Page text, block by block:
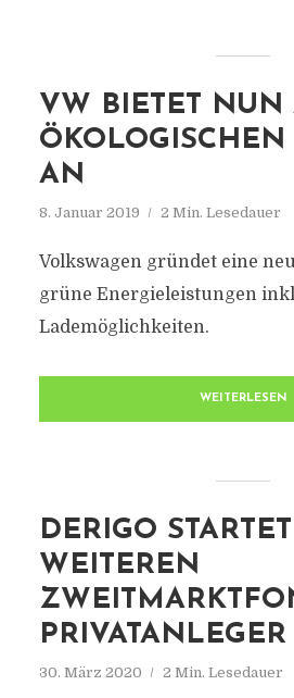
VW BIETET NUN
ÖKOLOGISCHEN
AN
8. Januar 2019 2 Min. Lesedauer
Volkswagen gründet eine
grüne Energieleistungen
Lademöglichkeiten.
WEITERLESEN
DERIGO STARTET
WEITEREN
PRIVATANLEGER
30. März 2020 2 Min. Lesedauer